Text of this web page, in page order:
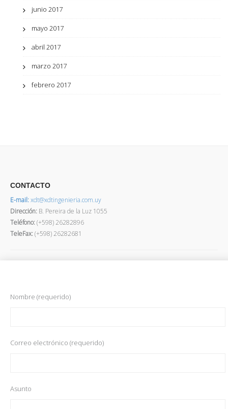
junio 2017
mayo 2017
abril 2017
marzo 2017
febrero 2017
CONTACTO
E-mail:xdt@xdtingenieria.com.uy
Dirección: B. Pereira de la Luz 1055
Teléfono:(+598) 26282896
TeleFax:(+598) 26282681
Nombre (requerido)
Correo electrónico (requerido)
Asunto